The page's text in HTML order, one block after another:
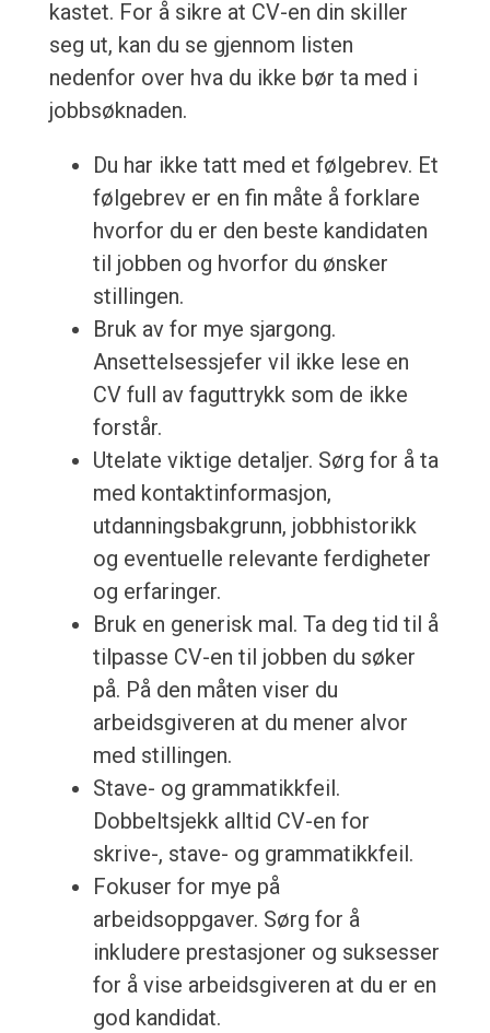
kastet. For å sikre at CV-en din skiller
seg ut, kan du se gjennom listen
nedenfor over hva du ikke bør ta med i
jobbsøknaden.
Du har ikke tatt med et følgebrev. Et
følgebrev er en fin måte å forklare
hvorfor du er den beste kandidaten
til jobben og hvorfor du ønsker
stillingen.
Bruk av for mye sjargong.
Ansettelsessjefer vil ikke lese en
CV full av faguttrykk som de ikke
forstår.
Utelate viktige detaljer. Sørg for å ta
med kontaktinformasjon,
utdanningsbakgrunn, jobbhistorikk
og eventuelle relevante ferdigheter
og erfaringer.
Bruk en generisk mal. Ta deg tid til å
tilpasse CV-en til jobben du søker
på. På den måten viser du
arbeidsgiveren at du mener alvor
med stillingen.
Stave- og grammatikkfeil.
Dobbeltsjekk alltid CV-en for
skrive-, stave- og grammatikkfeil.
Fokuser for mye på
arbeidsoppgaver. Sørg for å
inkludere prestasjoner og suksesser
for å vise arbeidsgiveren at du er en
god kandidat.